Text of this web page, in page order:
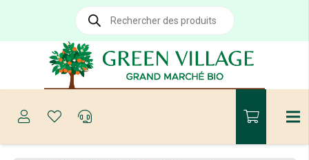
Recherche
produits